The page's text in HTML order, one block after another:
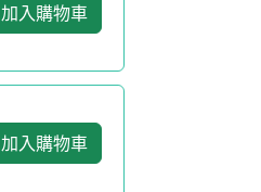
加入購物車
加入購物車